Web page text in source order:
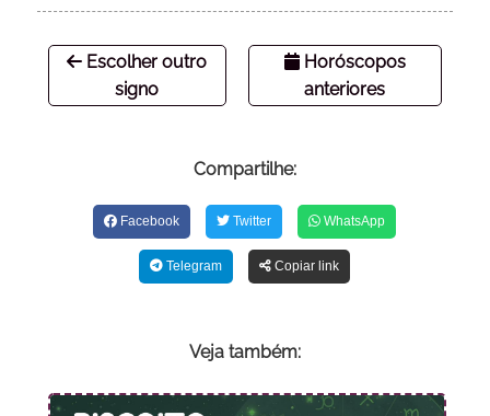
Escolher outro
signo
Horóscopos
anteriores
Compartilhe:
Facebook Twitter WhatsApp
Telegram Copiar link
Veja também: